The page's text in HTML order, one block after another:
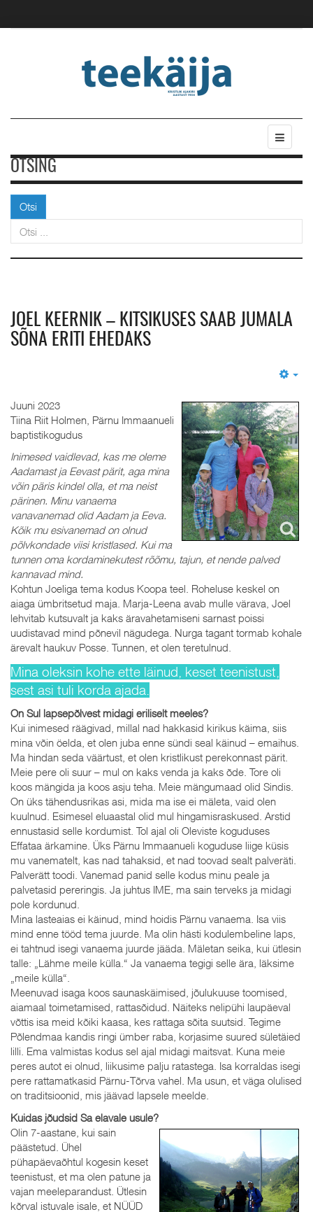
OTSING
Otsi
JOEL KEERNIK – KITSIKUSES SAAB JUMALA
SÕNA ERITI EHEDAKS
Juuni 2023
Tiina Riit Holmen, Pärnu Immaanueli
baptistikogudus
Inimesed vaidlevad, kas me oleme
Aadamast ja Eevast pärit, aga mina
võin päris kindel olla, et ma neist
pärinen. Minu vanaema
vanavanemad olid Aadam ja Eeva.
Kõik mu esivanemad on olnud
põlvkondade viisi kristlased. Kui ma
tunnen oma kordaminekutest rõõmu, tajun, et nende palved
kannavad mind.
Kohtun Joeliga tema kodus Koopa teel. Roheluse keskel on
aiaga ümbritsetud maja. Marja-Leena avab mulle värava, Joel
lehvitab kutsuvalt ja kaks äravahetamiseni sarnast poissi
uudistavad mind põnevil nägudega. Nurga tagant tormab kohale
ärevalt haukuv Posse. Tunnen, et olen teretulnud.
Mina oleksin kohe ette läinud, keset teenistust,
sest asi tuli korda ajada.
On Sul lapsepõlvest midagi eriliselt meeles?
Kui inimesed räägivad, millal nad hakkasid kirikus käima, siis
mina võin öelda, et olen juba enne sündi seal käinud – emaihus.
Ma hindan seda väärtust, et olen kristlikust perekonnast pärit.
Meie pere oli suur – mul on kaks venda ja kaks õde. Tore oli
koos mängida ja koos asju teha. Meie mängumaad olid Sindis.
On üks tähendusrikas asi, mida ma ise ei mäleta, vaid olen
kuulnud. Esimesel eluaastal olid mul hingamisraskused. Arstid
ennustasid selle kordumist. Tol ajal oli Oleviste koguduses
Effataa ärkamine. Üks Pärnu Immaanueli koguduse liige küsis
mu vanematelt, kas nad tahaksid, et nad toovad sealt palveräti.
Palverätt toodi. Vanemad panid selle kodus minu peale ja
palvetasid pereringis. Ja juhtus IME, ma sain terveks ja midagi
pole kordunud.
Mina lasteaias ei käinud, mind hoidis Pärnu vanaema. Isa viis
mind enne tööd tema juurde. Ma olin hästi kodulembeline laps,
ei tahtnud isegi vanaema juurde jääda. Mäletan seika, kui ütlesin
talle: „Lähme meile külla.“ Ja vanaema tegigi selle ära, läksime
„meile külla“.
Meenuvad isaga koos saunaskäimised, jõulukuuse toomised,
aiamaal toimetamised, rattasõidud. Näiteks nelipühi laupäeval
võttis isa meid kõiki kaasa, kes rattaga sõita suutsid. Tegime
Põlendmaa kandis ringi ümber raba, korjasime suured sületäied
lilli. Ema valmistas kodus sel ajal midagi maitsvat. Kuna meie
peres autot ei olnud, liikusime palju ratastega. Isa korraldas isegi
pere rattamatkasid Pärnu-Tõrva vahel. Ma usun, et väga olulised
on traditsioonid, mis jäävad lapsele meelde.
Kuidas jõudsid Sa elavale usule?
Olin 7-aastane, kui sain
päästetud. Ühel
pühapäevaõhtul kogesin keset
teenistust, et ma olen patune ja
vajan meeleparandust. Ütlesin
kõrval istuvale isale, et NÜÜD